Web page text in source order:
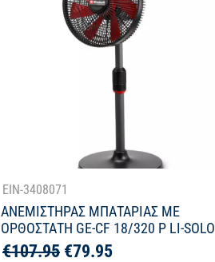
EIN-3408071
ΑΝΕΜΙΣΤΗΡΑΣ ΜΠΑΤΑΡΙΑΣ ΜΕ
ΟΡΘΟΣΤΑΤΗ GE-CF 18/320 P LI-SOLO
€107.95 €79.95